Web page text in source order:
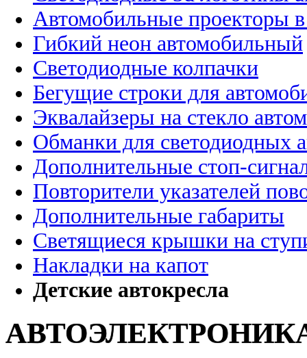
Автомобильные проекторы
Гибкий неон автомобильный
Светодиодные колпачки
Бегущие строки для
Эквалайзеры на стекло
Обманки для светодиодных
Дополнительные стоп-
Повторители указателей
Дополнительные габариты
Светящиеся крышки на
Накладки на капот
Детские автокресла